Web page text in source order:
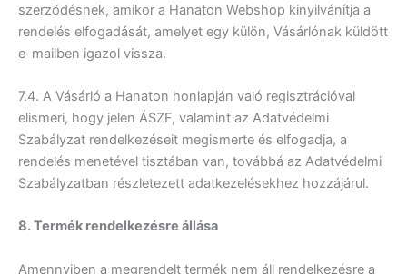
szerződésnek, amikor a Hanaton Webshop kinyilvánítja a
rendelés elfogadását, amelyet egy külön, Vásárlónak küldött
e-mailben igazol vissza.
7.4. A Vásárló a Hanaton honlapján való regisztrációval
elismeri, hogy jelen ÁSZF, valamint az Adatvédelmi
Szabályzat rendelkezéseit megismerte és elfogadja, a
rendelés menetével tisztában van, továbbá az Adatvédelmi
Szabályzatban részletezett adatkezelésekhez hozzájárul.
8. Termék rendelkezésre állása
Amennyiben a megrendelt termék nem áll rendelkezésre a